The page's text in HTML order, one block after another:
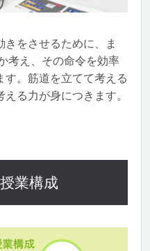
きをさせるために、ま
考え、その命令を効率
す。筋道を立てて考える
る力が身につきます。
業構成